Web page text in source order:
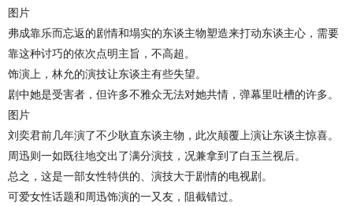
图片
弗成靠乐而忘返的剧情和塌实的东谈主物塑造来打动东谈主心，需要
靠这种讨巧的依次点明主旨，不高超。
饰演上，林允的演技让东谈主有些失望。
剧中她是受害者，但许多不雅众无法对她共情，弹幕里吐槽的许多。
图片
刘奕君前几年演了不少耿直东谈主物，此次颠覆上演让东谈主惊喜。
周迅则一如既往地交出了满分演技，况兼拿到了白玉兰视后。
总之，这是一部女性特供的、演技大于剧情的电视剧。
可爱女性话题和周迅饰演的一又友，阻截错过。